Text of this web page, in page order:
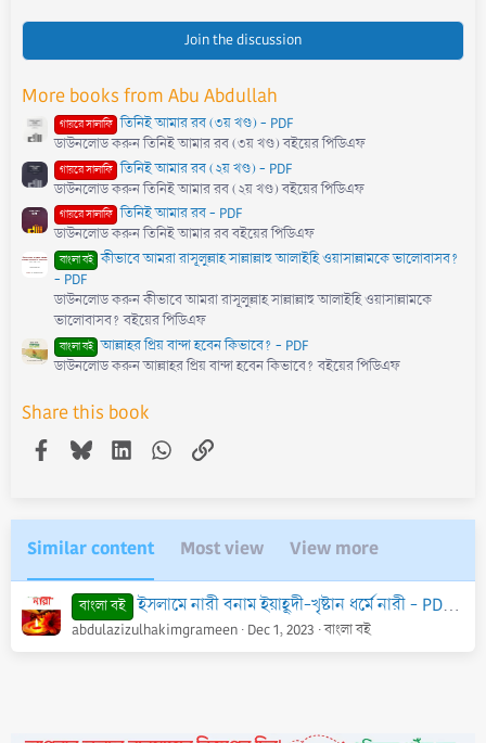
0
(
s
)
Join the discussion
More books from Abu Abdullah
গায়রে সালাফি তিনিই আমার রব (৩য় খণ্ড) - PDF
ডাউনলোড করুন তিনিই আমার রব (৩য় খণ্ড) বইয়ের পিডিএফ
গায়রে সালাফি তিনিই আমার রব (২য় খণ্ড) - PDF
ডাউনলোড করুন তিনিই আমার রব (২য় খণ্ড) বইয়ের পিডিএফ
গায়রে সালাফি তিনিই আমার রব - PDF
ডাউনলোড করুন তিনিই আমার রব বইয়ের পিডিএফ
বাংলা বই কীভাবে আমরা রাসূলুল্লাহ সাল্লাল্লাহু আলাইহি ওয়াসাল্লামকে ভালোবাসব?
- PDF
ডাউনলোড করুন কীভাবে আমরা রাসূলুল্লাহ সাল্লাল্লাহু আলাইহি ওয়াসাল্লামকে
ভালোবাসব? বইয়ের পিডিএফ
বাংলা বই আল্লাহর প্রিয় বান্দা হবেন কিভাবে? - PDF
ডাউনলোড করুন আল্লাহর প্রিয় বান্দা হবেন কিভাবে? বইয়ের পিডিএফ
Share this book
Facebook
BlueskyLinkedInWhatsApp
Link
Similar content Most view View more
বাংলা বই ইসলামে নারী বনাম ইয়াহূদী-খৃষ্টান ধর্মে নারী - PDF ড.
abdulazizulhakimgrameen Dec 1, 2023 বাংলা বই